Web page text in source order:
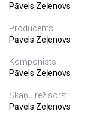
Pāvels Zeļenovs
Producents:
Pāvels Zeļenovs
Komponists:
Pāvels Zeļenovs
Skaņu režisors:
Pāvels Zeļenovs